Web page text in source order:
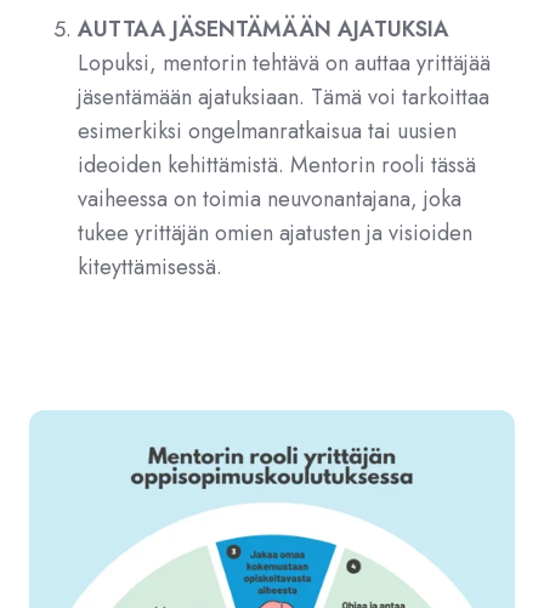
AUTTAA JÄSENTÄMÄÄN AJATUKSIA
Lopuksi, mentorin tehtävä on auttaa yrittäjää
jäsentämään ajatuksiaan. Tämä voi tarkoittaa
esimerkiksi ongelmanratkaisua tai uusien
ideoiden kehittämistä. Mentorin rooli tässä
vaiheessa on toimia neuvonantajana, joka
tukee yrittäjän omien ajatusten ja visioiden
kiteyttämisessä.